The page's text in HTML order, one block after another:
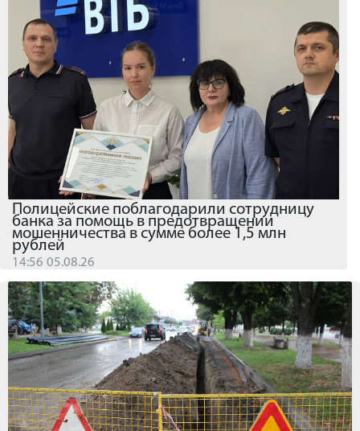
Полицейские поблагодарили сотрудницу
банка за помощь в предотвращении
мошенничества в сумме более 1,5 млн
рублей
14:56 05.08.26